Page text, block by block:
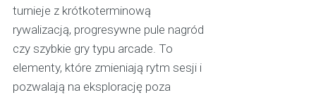
turnieje z krótkoterminową
rywalizacją, progresywne pule nagród
czy szybkie gry typu arcade. To
elementy, które zmieniają rytm sesji i
pozwalają na eksplorację poza